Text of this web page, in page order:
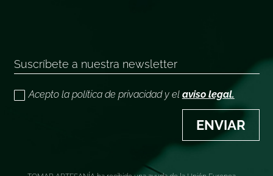
Acepto la política de privacidad y el aviso legal.
ENVIAR